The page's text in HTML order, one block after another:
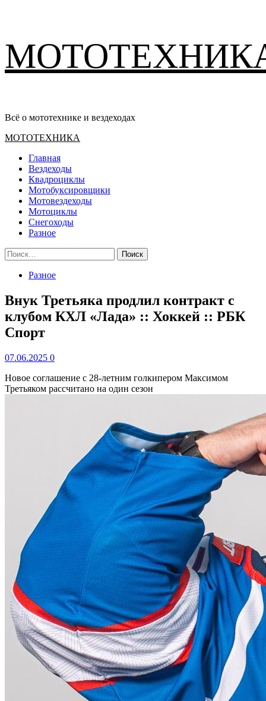
содержимому
Всё о мототехнике и вездеходах
Основное
МОТОТЕХНИКА
Главная
Вездеходы
Квадроциклы
Мотобуксировщики
Мотовездеходы
Мотоциклы
Снегоходы
Разное
Найти:
Разное
Внук Третьяка продлил контракт с
клубом КХЛ «Лада» :: Хоккей :: РБК
Спорт
07.06.2025 0
Новое соглашение с 28-летним голкипером Максимом
Третьяком рассчитано на один сезон